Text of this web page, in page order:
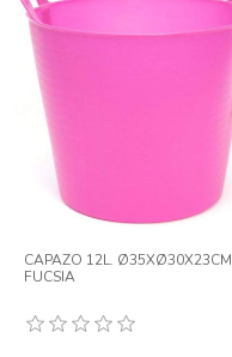
CAPAZO 12L. Ø35XØ30X23CM
FUCSIA